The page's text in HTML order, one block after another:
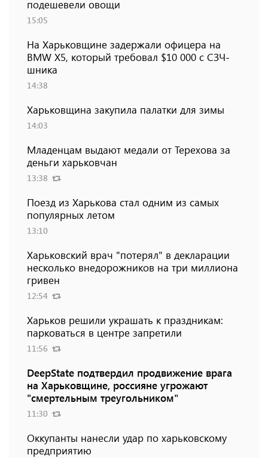
подешевели овощи
15:05
На Харьковщине задержали офицера на
BMW Х5, который требовал $10 000 с СЗЧ-
шника
14:38
Харьковщина закупила палатки для зимы
14:03
Младенцам выдают медали от Терехова за
деньги харьковчан
13:38
Поезд из Харькова стал одним из самых
популярных летом
13:10
Харьковский врач "потерял" в декларации
несколько внедорожников на три миллиона
гривен
12:54
Харьков решили украшать к праздникам:
парковаться в центре запретили
11:56
DeepState подтвердил продвижение врага
на Харьковщине, россияне угрожают
"смертельным треугольником"
11:30
Оккупанты нанесли удар по харьковскому
предприятию